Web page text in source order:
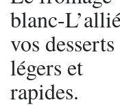
blanc-
vos desserts
légers et
rapides.